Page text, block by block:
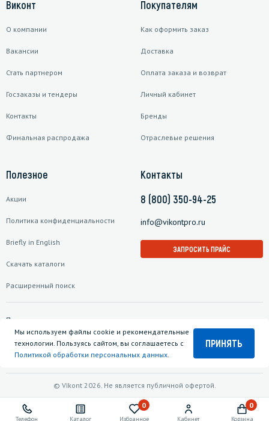
Телефон Каталог
0
Избранное Кабинет
0
Корзина
Виконт
О компании
Вакансии
Стать партнером
Госзаказы и тендеры
Контакты
Финальная распродажа
Покупателям
Как оформить заказ
Доставка
Оплата заказа и возврат
Личный кабинет
Бренды
Отраслевые решения
Полезное
Акции
Политика конфиденциальности
Briefly in English
Скачать каталоги
Расширенный поиск
Контакты
8 (800) 350-94-25
info@vikontpro.ru
ЗАПРОСИТЬ ПРАЙС
© Vikont 2026. Не является публичной офертой.
Подписаться на рассылку
Мы используем файлы cookie и рекомендательные
технологии. Пользуясь сайтом, вы соглашаетесь с
Политикой обработки персональных данных.
ПРИНЯТЬ